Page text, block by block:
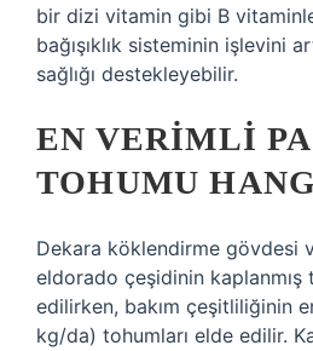
bir dizi vitamin gibi B
bağışıklık sisteminin işlevini
sağlığı destekleyebilir.
EN VERIMLI
TOHUMU
Dekara köklendirme gövdesi
eldorado çeşidinin kaplanmış
edilirken, bakım çeşitliliğinin
kg/da) tohumları elde edilir.